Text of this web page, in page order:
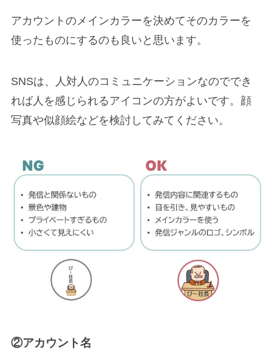
アカウントのメインカラーを決めてそのカラーを
使ったものにするのも良いと思います。
SNSは、人対人のコミュニケーションなのででき
れば人を感じられるアイコンの方がよいです。顔
写真や似顔絵などを検討してみてください。
②アカウント名